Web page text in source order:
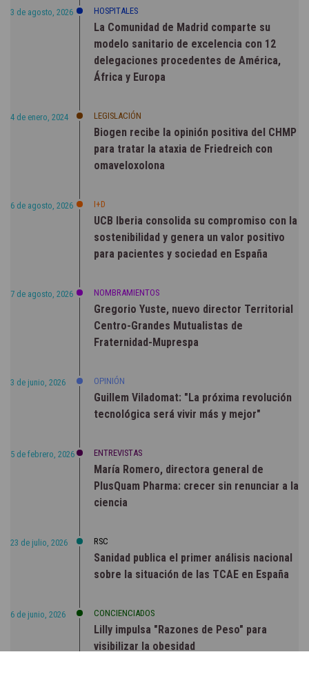
3 de agosto, 2026 HOSPITALES
La Comunidad de Madrid comparte su
modelo sanitario de excelencia con 12
delegaciones procedentes de América,
África y Europa
4 de enero, 2024 LEGISLACIÓN
Biogen recibe la opinión positiva del CHMP
para tratar la ataxia de Friedreich con
omaveloxolona
6 de agosto, 2026 I+D
UCB Iberia consolida su compromiso con la
sostenibilidad y genera un valor positivo
para pacientes y sociedad en España
7 de agosto, 2026 NOMBRAMIENTOS
Gregorio Yuste, nuevo director Territorial
Centro-Grandes Mutualistas de
Fraternidad-Muprespa
3 de junio, 2026 OPINIÓN
Guillem Viladomat: "La próxima revolución
tecnológica será vivir más y mejor"
5 de febrero, 2026 ENTREVISTAS
María Romero, directora general de
PlusQuam Pharma: crecer sin renunciar a la
ciencia
23 de julio, 2026 RSC
Sanidad publica el primer análisis nacional
sobre la situación de las TCAE en España
6 de junio, 2026 CONCIENCIADOS
Lilly impulsa "Razones de Peso" para
visibilizar la obesidad